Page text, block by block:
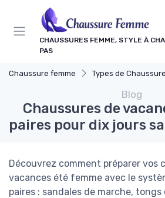
CHAUSSURES FEMME, STYLE À
PAS
Chaussure femme Types de Chaussures pour
Blog
Chaussures de
paires pour dix jours
Découvrez comment préparer vos
vacances été femme avec le
paires : sandales de marche,
Panneau de gestion des cookies